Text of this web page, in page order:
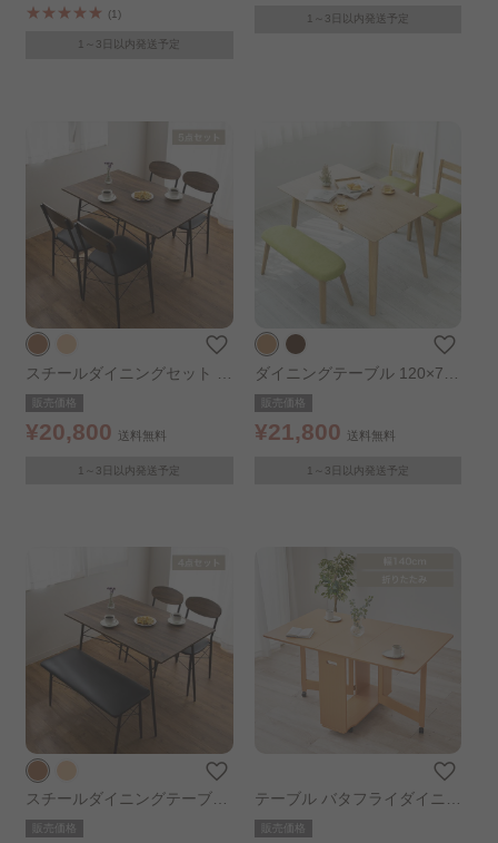
(1)
1～3日以内発送予定
1～3日以内発送予定
スチールダイニングセット 4
人用 5点セット STDSET-5 ﾌﾞ
ﾗｳﾝ
販売価格
¥20,800 送料無料
1～3日以内発送予定
ダイニングテーブル 120×75
DTV-1275 オーク
販売価格
¥21,800 送料無料
1～3日以内発送予定
スチールダイニングテーブル
セット 4点セット ブラウン
販売価格
テーブル バタフライダイニン
グ テーブル ナチュラル
販売価格